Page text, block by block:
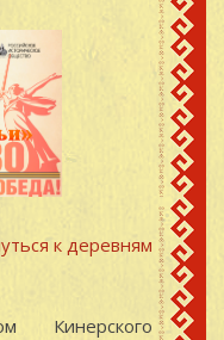
к деревням
Кинерского